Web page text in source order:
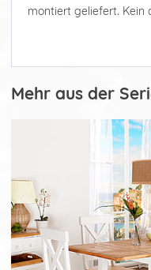
montiert geliefert. Kein
Mehr aus der